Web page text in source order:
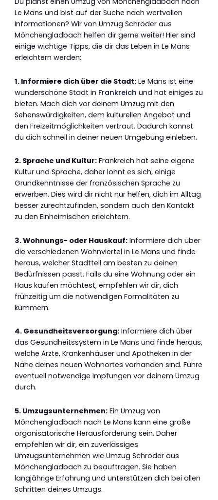
Le Mans und bist auf der Suche nach wertvollen
Informationen? Wir von Umzug Schröder aus
Mönchengladbach helfen dir gerne weiter! Hier sind
einige wichtige Tipps, die dir das Leben in Le Mans
erleichtern werden:
1. Informiere dich über die Stadt: Le Mans ist eine
wunderschöne Stadt in Frankreich und hat einiges zu
bieten. Mach dich vor deinem Umzug mit den
Sehenswürdigkeiten, dem kulturellen Angebot und
den Freizeitmöglichkeiten vertraut. Dadurch kannst
du dich schnell in deiner neuen Umgebung einleben.
2. Sprache und Kultur: Frankreich hat seine eigene
Kultur und Sprache, daher lohnt es sich, einige
Grundkenntnisse der französischen Sprache zu
erwerben. Dies wird dir nicht nur helfen, dich im Alltag
besser zurechtzufinden, sondern auch den Kontakt
zu den Einheimischen erleichtern.
3. Wohnungs- oder Hauskauf: Informiere dich über
die verschiedenen Wohnviertel in Le Mans und finde
heraus, welcher Stadtteil am besten zu deinen
Bedürfnissen passt. Falls du eine Wohnung oder ein
Haus kaufen möchtest, empfehlen wir dir, dich
frühzeitig um die notwendigen Formalitäten zu
kümmern.
4. Gesundheitsversorgung: Informiere dich über
das Gesundheitssystem in Le Mans und finde heraus,
welche Ärzte, Krankenhäuser und Apotheken in der
Nähe deines neuen Wohnortes vorhanden sind. Führe
eventuell notwendige Impfungen vor deinem Umzug
durch.
5. Umzugsunternehmen: Ein Umzug von
Mönchengladbach nach Le Mans kann eine große
organisatorische Herausforderung sein. Daher
empfehlen wir dir, ein zuverlässiges
Umzugsunternehmen wie Umzug Schröder aus
Mönchengladbach zu beauftragen. Sie haben
langjährige Erfahrung und unterstützen dich bei allen
Schritten deines Umzugs.